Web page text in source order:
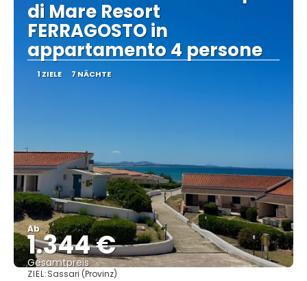
di Mare Resort
FERRAGOSTO in
appartamento 4 persone
1 ZIELE 7 NÄCHTE
Ab
1.344 €
Gesamtpreis
ZIEL:Sassari (Provinz)